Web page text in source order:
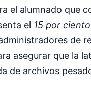
el alumnado que
el 15 por ciento
de
asegurar que la
de archivos